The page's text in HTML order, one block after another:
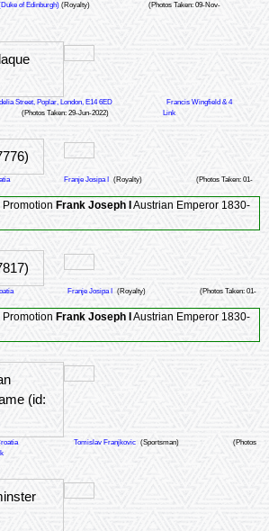
of Edinburgh) (Royalty)
(Photos Taken: 09-Nov-
Street, Poplar, London, E14 6ED
Francis Wingfield & 4
(Photos Taken: 29-Jun-2022) Link
Franje Josipa I (Royalty)
(Photos Taken: 01-
Frank Joseph I Austrian Emperor 1830-
Franje Josipa I (Royalty)
(Photos Taken: 01-
Frank Joseph I Austrian Emperor 1830-
Tomislav Franjkovic (Sportsman)
(Photos